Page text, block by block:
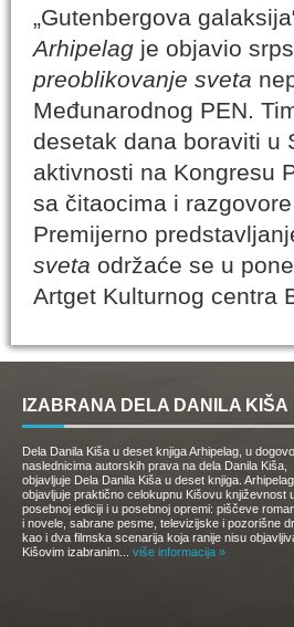
„Gutenbergova
Arhipelag je objavio
preoblikovanje sveta
Međunarodnog PEN.
desetak dana boraviti u
aktivnosti na Kongresu
sa čitaocima i
Premijerno
sveta održaće se u
Artget Kulturnog centra
IZABRANA DELA DANILA KIŠA
Dela Danila Kiša u deset knjiga Arhipelag, u
naslednicima autorskih prava na dela Danila Kiša,
objavljuje Dela Danila Kiša u deset knjiga. Arhipelag
objavljuje praktično celokupnu Kišovu književnost
posebnoj ediciji i u posebnoj opremi: piščeve
i novele, sabrane pesme, televizijske i pozorišne
kao i dva filmska scenarija koja ranije nisu
Kišovim izabranim... više informacija »